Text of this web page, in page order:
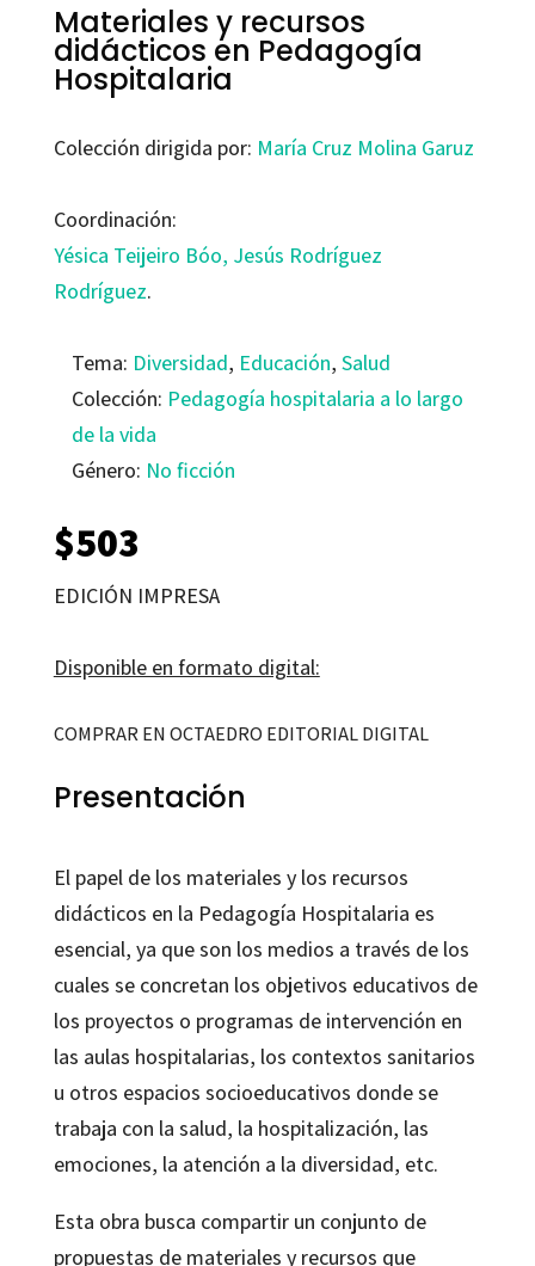
Materiales y recursos
didácticos en Pedagogía
Hospitalaria
Colección dirigida por: María Cruz Molina Garuz
Coordinación:
Yésica Teijeiro Bóo, Jesús Rodríguez
Rodríguez.
Tema: Diversidad, Educación, Salud
Colección: Pedagogía hospitalaria a lo largo
de la vida
Género: No ficción
$503
EDICIÓN IMPRESA
Disponible en formato digital:
COMPRAR EN OCTAEDRO EDITORIAL DIGITAL
Presentación
El papel de los materiales y los recursos
didácticos en la Pedagogía Hospitalaria es
esencial, ya que son los medios a través de los
cuales se concretan los objetivos educativos de
los proyectos o programas de intervención en
las aulas hospitalarias, los contextos sanitarios
u otros espacios socioeducativos donde se
trabaja con la salud, la hospitalización, las
emociones, la atención a la diversidad, etc.
Esta obra busca compartir un conjunto de
propuestas de materiales y recursos que